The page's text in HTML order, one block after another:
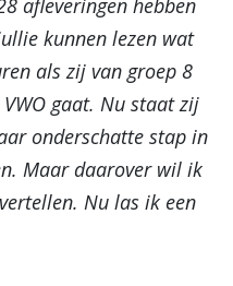
afleveringen hebben
kunnen lezen wat
als zij van groep 8
gaat. Nu staat zij
onderschatte stap in
Maar daarover wil ik
Nu las ik een